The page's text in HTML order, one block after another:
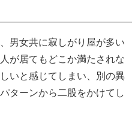
男女共に寂しがり屋が多い
が居てもどこか満たされな
いと感じてしまい、別の異
ターンから二股をかけてし